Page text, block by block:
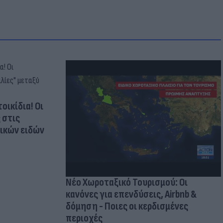
Οι
ειδών
Νέο Χωροταξικό Τουρισμού: Οι
κανόνες για επενδύσεις, Airbnb &
δόμηση - Ποιες οι κερδισμένες
περιοχές